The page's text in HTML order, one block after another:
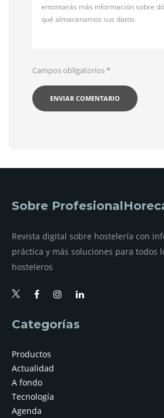
entontarás más información sobre
qué almacenamos sus datos.
Campos obligatorios*
Sobre
Revista digital sobre hostelería con
práctica y más soluciones para todos
hosteleros
Categorías
Productos
Actualidad
A fondo
Tecnología
Agenda